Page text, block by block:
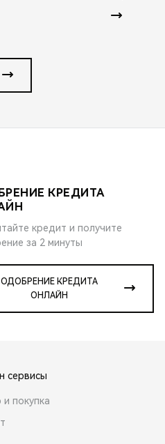
КРЕДИТА
кредит и получите
за 2 минуты
ОДОБРЕНИЕ КРЕДИТА
ОНЛАЙН
сервисы
покупка